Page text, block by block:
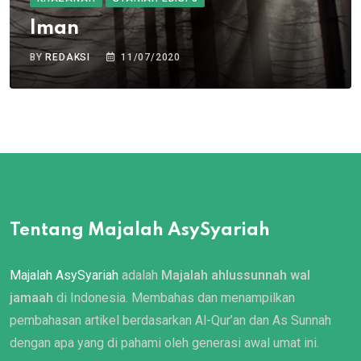
Iman
BYREDAKSI 11/07/2020
Tentang Majalah AsySyariah
Majalah AsySyariah adalah Majalah ahlussunnah wal
jamaah di Indonesia. Membahas dan menampilkan
pembahasan artikel berdasarkan Al-Qur’an dan As Sunnah
dengan apa yang di pahami oleh generasi awal umat ini.